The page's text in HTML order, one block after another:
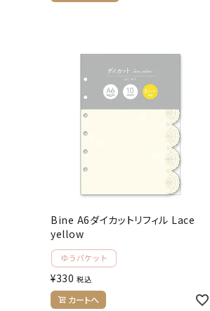
Bine A6ダイカットリフィル Lace
yellow
¥330 税込
カートへ